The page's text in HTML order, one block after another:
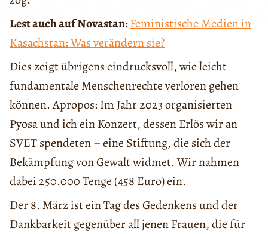
Lest auch auf Novastan:Feministische Medien in
Kasachstan: Was verändern sie?
Dies zeigt übrigens eindrucksvoll, wie leicht
fundamentale Menschenrechte verloren gehen
können. Apropos: Im Jahr 2023 organisierten
Pyosa und ich ein Konzert, dessen Erlös wir an
SVET spendeten – eine Stiftung, die sich der
Bekämpfung von Gewalt widmet. Wir nahmen
dabei 250.000 Tenge (458 Euro) ein.
Der 8. März ist ein Tag des Gedenkens und der
Dankbarkeit gegenüber all jenen Frauen, die für